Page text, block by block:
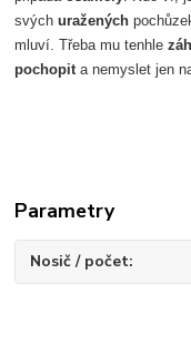
svýchuražených
mluví. Třeba mu tenhle
pochopita nemyslet jen
Parametry
Nosič / počet